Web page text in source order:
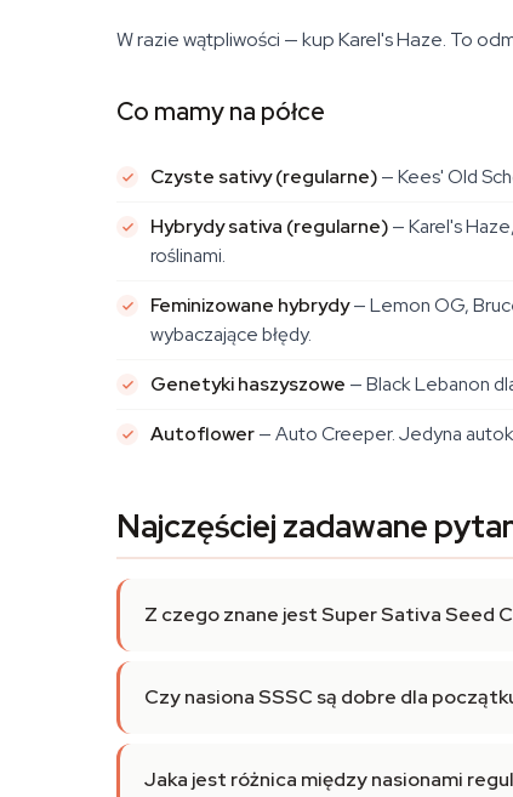
W razie wątpliwości — kup Karel's Haze. To
Co mamy na półce
Czyste sativy (regularne)— Kees' Old
Hybrydy sativa (regularne)— Karel's
roślinami.
Feminizowane hybrydy— Lemon OG,
wybaczające błędy.
Genetyki haszyszowe — Black Lebanon
Autoflower— Auto Creeper. Jedyna
Najczęściej zadawane
Z czego znane jest Super Sativa Seed
Czy nasiona SSSC są dobre dla
Jaka jest różnica między nasionami